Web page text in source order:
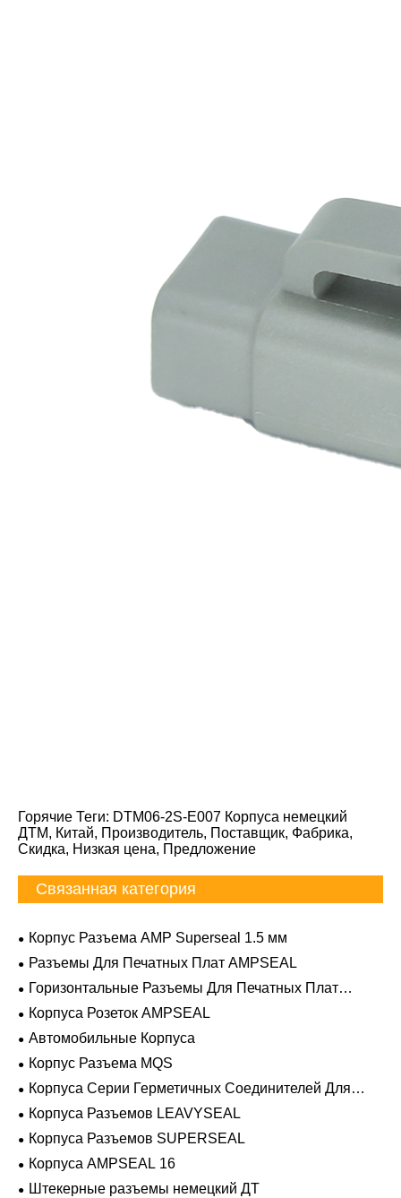
Горячие Теги: DTM06-2S-E007 Корпуса немецкий
ДТМ, Китай, Производитель, Поставщик, Фабрика,
Скидка, Низкая цена, Предложение
Связанная категория
Корпус Разъема AMP Superseal 1.5 мм
Разъемы Для Печатных Плат AMPSEAL
Горизонтальные Разъемы Для Печатных Плат
AMPSEAL
Корпуса Розеток AMPSEAL
Автомобильные Корпуса
Корпус Разъема MQS
Корпуса Серии Герметичных Соединителей Для
Тяжелых Условий Эксплуатации
Корпуса Разъемов LEAVYSEAL
Корпуса Разъемов SUPERSEAL
Корпуса AMPSEAL 16
Штекерные разъемы немецкий ДТ